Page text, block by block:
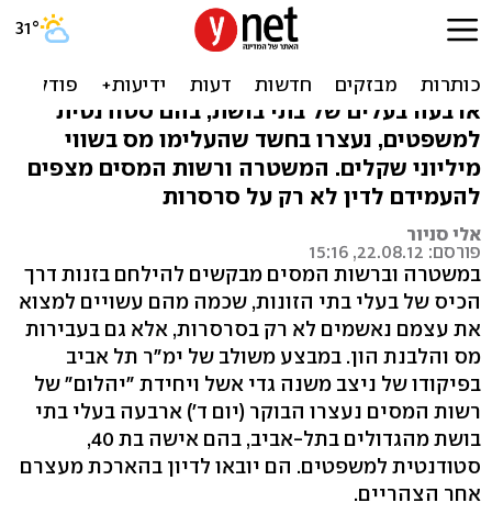
בעלי בתי בושת בת"א חשודים
בעבירות מסים
ארבעה בעלים של בתי בושת, בהם סטודנטית
למשפטים, נעצרו בחשד שהעלימו מס בשווי
מיליוני שקלים. המשטרה ורשות המסים מצפים
להעמידם לדין לא רק על סרסרות
אלי סניור
פורסם: 22.08.12, 15:16
במשטרה וברשות המסים מבקשים להילחם בזנות דרך
הכיס של בעלי בתי הזונות, שכמה מהם עשויים למצוא
את עצמם נאשמים לא רק בסרסרות, אלא גם בעבירות
מס והלבנת הון. במבצע משולב של ימ"ר תל אביב
בפיקודו של ניצב משנה גדי אשל ויחידת "יהלום" של
רשות המסים נעצרו הבוקר (יום ד') ארבעה בעלי בתי
בושת מהגדולים בתל-אביב, בהם אישה בת 40,
סטודנטית למשפטים. הם יובאו לדיון בהארכת מעצרם
אחר הצהריים.